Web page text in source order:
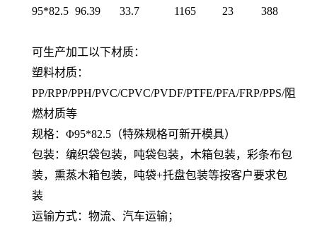
95*82.5 96.39 33.7 1165 23 388
可生产加工以下材质：
塑料材质：
PP/RPP/PPH/PVC/CPVC/PVDF/PTFE/PFA/FRP/PPS/阻
燃材质等
规格：Φ95*82.5（特殊规格可新开模具）
包装：编织袋包装，吨袋包装，木箱包装，彩条布包
装，熏蒸木箱包装，吨袋+托盘包装等按客户要求包
装
运输方式：物流、汽车运输；